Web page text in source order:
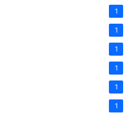
1
1
1
1
1
1